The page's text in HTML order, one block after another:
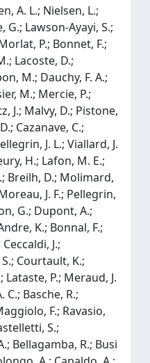
A. L.; Nielsen, L.;
G.; Lawson-Ayayi, S.;
P.; Bonnet, F.;
Lacoste, D.;
M.; Dauchy, F. A.;
M.; Mercie, P.;
J.; Malvy, D.; Pistone,
Cazanave, C.;
J. L.; Viallard, J.
H.; Lafon, M. E.;
Breilh, D.; Molimard,
J. F.; Pellegrin,
G.; Dupont, A.;
K.; Bonnal, F.;
J.;
Courtault, K.;
P.; Meraud, J.
C.; Basche, R.;
F.; Ravasio,
S.;
Bellagamba, R.; Busi